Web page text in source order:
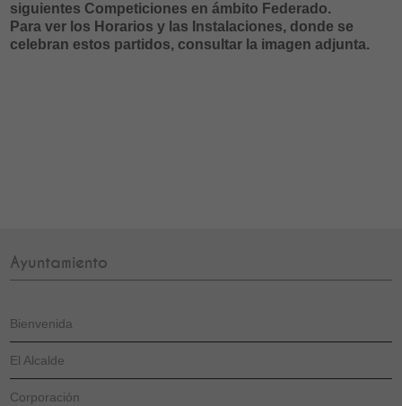
siguientes Competiciones en ámbito Federado.
Para ver los Horarios y las Instalaciones, donde se
celebran estos partidos, consultar la imagen adjunta.
Ayuntamiento
Bienvenida
El Alcalde
Corporación